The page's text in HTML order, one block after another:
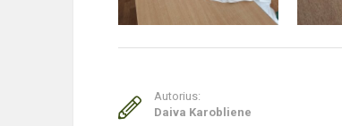
Autorius:
Daiva Karobliene